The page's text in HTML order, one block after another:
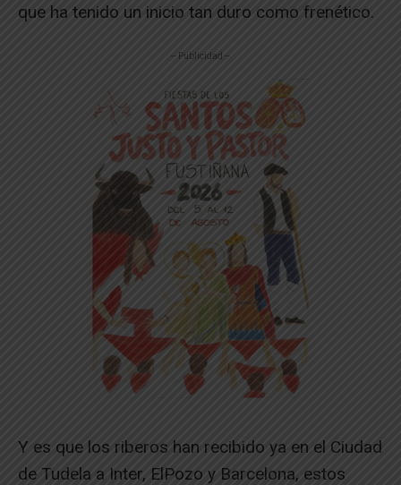
que ha tenido un inicio tan duro como frenético.
-- Publicidad --
Y es que los riberos han recibido ya en el Ciudad
de Tudela a Inter, ElPozo y Barcelona, estos